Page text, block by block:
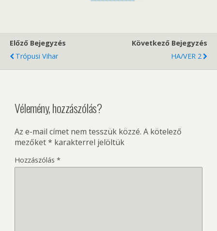
Előző Bejegyzés
Trópusi Vihar
Következő Bejegyzés
HA/VER 2
Vélemény, hozzászólás?
Az e-mail címet nem tesszük közzé. A kötelező
mezőket* karakterrel jelöltük
Hozzászólás *